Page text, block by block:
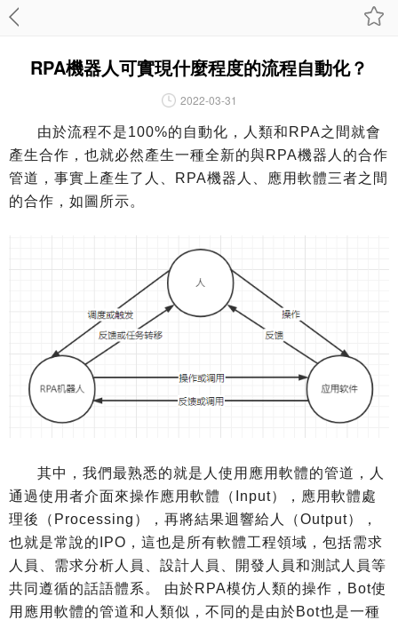
RPA機器人可實現什麼程度的流程自動化？
2022-03-31
由於流程不是100%的自動化，人類和RPA之間就會
產生合作，也就必然產生一種全新的與RPA機器人的合作
管道，事實上產生了人、RPA機器人、應用軟體三者之間
的合作，如圖所示。
其中，我們最熟悉的就是人使用應用軟體的管道，人
通過使用者介面來操作應用軟體（Input），應用軟體處
理後（Processing），再將結果迴響給人（Output），
也就是常說的IPO，這也是所有軟體工程領域，包括需求
人員、需求分析人員、設計人員、開發人員和測試人員等
共同遵循的話語體系。 由於RPA模仿人類的操作，Bot使
用應用軟體的管道和人類似，不同的是由於Bot也是一種